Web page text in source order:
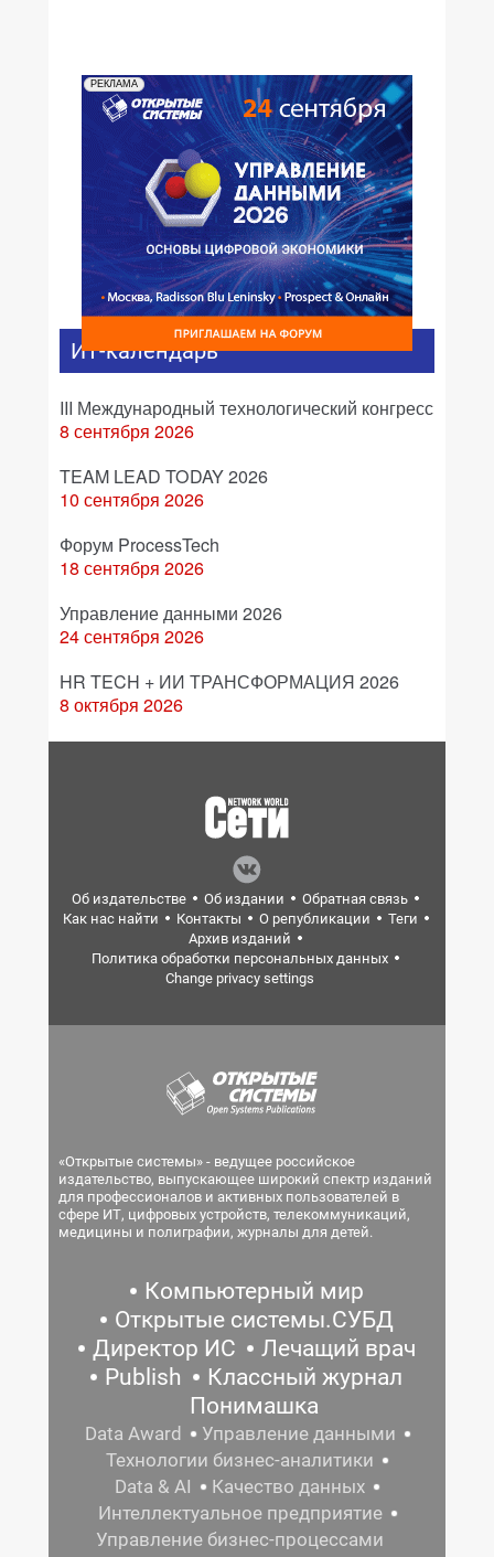
РЕКЛАМА
ИТ-календарь
III Международный технологический конгресс
8 сентября 2026
TEAM LEAD TODAY 2026
10 сентября 2026
Форум ProcessTech
18 сентября 2026
Управление данными 2026
24 сентября 2026
HR TECH + ИИ ТРАНСФОРМАЦИЯ 2026
8 октября 2026
Об издательстве Об издании
Обратная связь
Как нас найти
Контакты О републикации
Теги
Архив изданий
Политика обработки персональных данных
Change privacy settings
«Открытые системы» - ведущее российское
издательство, выпускающее широкий спектр изданий
для профессионалов и активных пользователей в
сфере ИТ, цифровых устройств, телекоммуникаций,
медицины и полиграфии, журналы для детей.
Компьютерный мир
Открытые системы.СУБД
Директор ИС
Лечащий врач
Publish
Классный журнал
Понимашка
Data Award
Управление данными
Технологии бизнес-аналитики
Data & AI
Качество данных
Интеллектуальное предприятие
Управление бизнес-процессами